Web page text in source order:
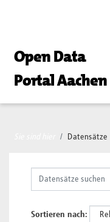
Open Data
Portal Aachen
Datensätze
Sortieren nach